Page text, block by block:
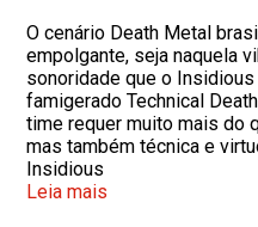
O cenário Death Metal
empolgante, seja naquela
sonoridade que o
famigerado Technical
time requer muito mais do
mas também técnica e
Insidious
Leia mais